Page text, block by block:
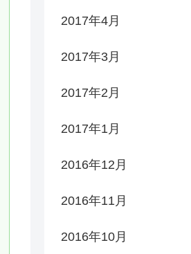
2017年4月
2017年3月
2017年2月
2017年1月
2016年12月
2016年11月
2016年10月